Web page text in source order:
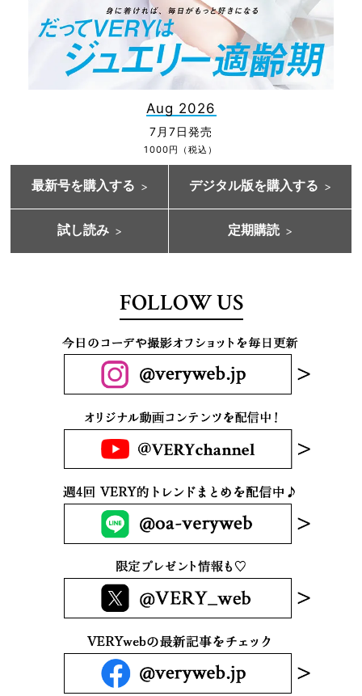
Aug 2026
7月7日発売
1000円（税込）
最新号を購入する デジタル版を購入する
試し読み 定期購読
FOLLOW US